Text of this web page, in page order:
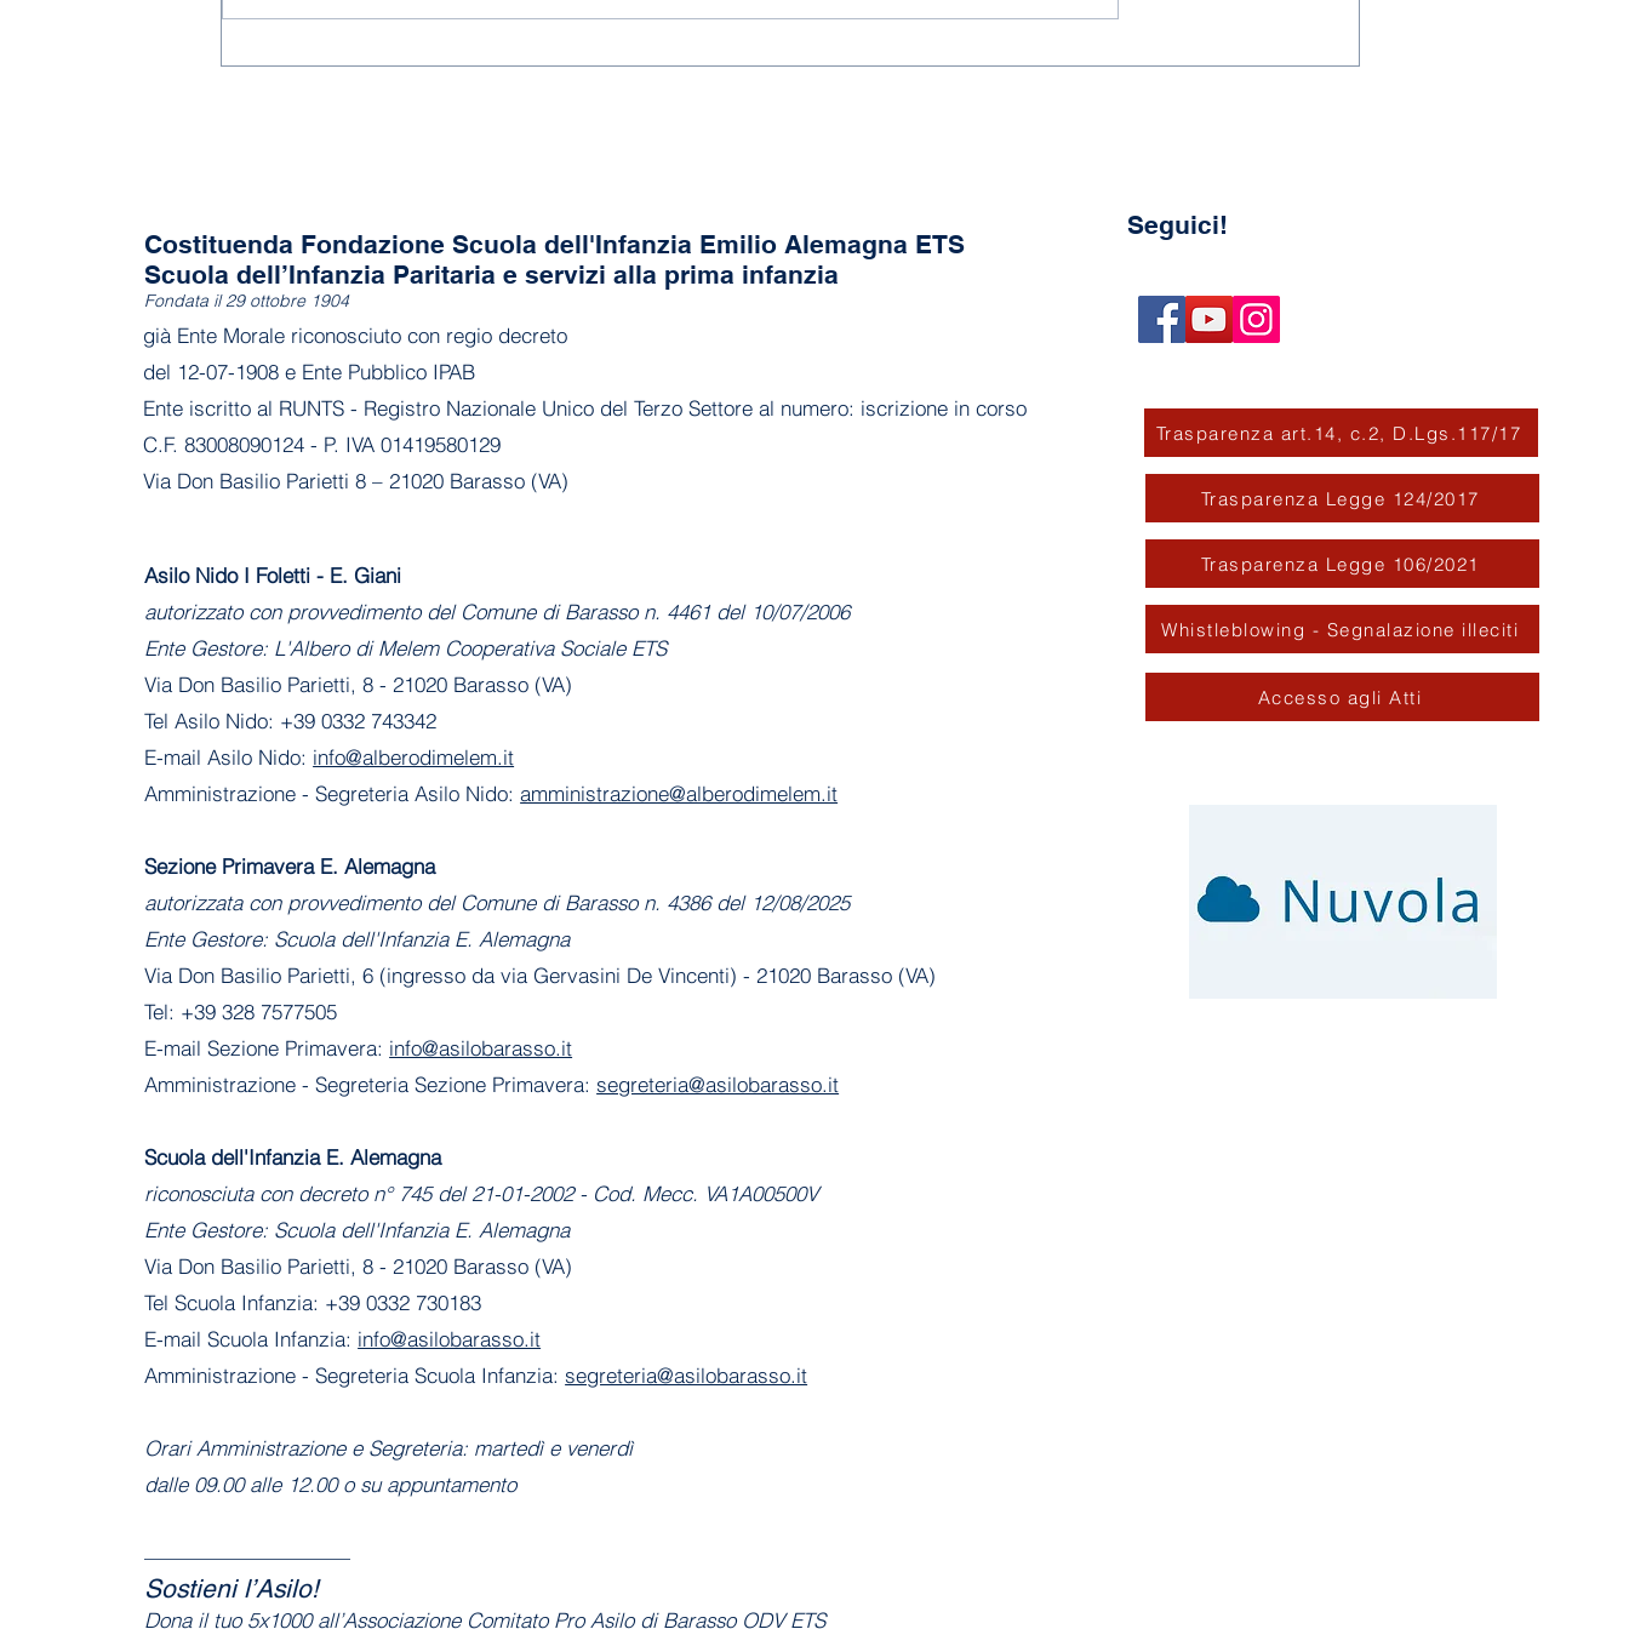
Costituenda Fondazione Scuola dell'Infanzia Emilio Alemagna ETS
Scuola dell’Infanzia Paritaria e servizi alla prima infanzia
Fondata il 29 ottobre 1904
già Ente Morale riconosciuto con regio decreto
del 12-07-1908 e Ente Pubblico IPAB
Ente iscritto al RUNTS - Registro Nazionale Unico del Terzo Settore al numero: iscrizione in corso
C.F. 83008090124 - P. IVA 01419580129
Via Don Basilio Parietti 8 – 21020 Barasso (VA)
Asilo Nido I Foletti - E. Giani
autorizzato con provvedimento del Comune di Barasso n. 4461 del 10/07/2006
Ente Gestore: L'Albero di Melem Cooperativa Sociale ETS
Via Don Basilio Parietti, 8 - 21020 Barasso (VA)
Tel Asilo Nido: +39 0332 743342
E-mail Asilo Nido: info@alberodimelem.it
Amministrazione - Segreteria Asilo Nido:amministrazione@alberodimelem.it
Sezione Primavera E. Alemagna
autorizzata con provvedimento del Comune di Barasso n. 4386 del 12/08/2025
Ente Gestore: Scuola dell'Infanzia E. Alemagna
Via Don Basilio Parietti, 6 (ingresso da via Gervasini De Vincenti) - 21020 Barasso (VA)
Tel: +39 328 7577505
E-mail Sezione Primavera: info@asilobarasso.it
Amministrazione - Segreteria Sezione Primavera:segreteria@asilobarasso.it
​Scuola dell'Infanzia E. Alemagna
riconosciuta con decreto n° 745 del 21-01-2002 - Cod. Mecc. VA1A00500V
Ente Gestore: Scuola dell'Infanzia E. Alemagna
Via Don Basilio Parietti, 8 - 21020 Barasso (VA)
Tel Scuola Infanzia: +39 0332 730183
E-mail Scuola Infanzia: info@asilobarasso.it
Amministrazione - Segreteria Scuola Infanzia:segreteria@asilobarasso.it
Orari Amministrazione e Segreteria: martedìe venerdì
dalle 09.00 alle 12.00 o su appuntamento
——————————
Sostieni l’Asilo!
Dona il tuo 5x1000 all’Associazione Comitato Pro Asilo di Barasso ODV ETS
Seguici!
Trasparenza Legge 124/2017
Trasparenza Legge 106/2021
Whistleblowing - Segnalazione illeciti
Accesso agli Atti
Trasparenza art.14, c.2, D.Lgs.117/17